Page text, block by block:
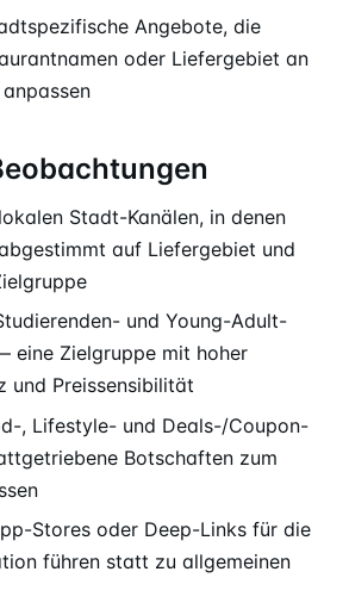
Angebote, die
oder Liefergebiet an
Stadt-Kanälen, in denen
auf Liefergebiet und
und Young-Adult-
eine Zielgruppe mit hoher
und Preissensibilität
, Lifestyle- und Deals-/Coupon-
Botschaften zum
Stores oder Deep-Links für die
führen statt zu allgemeinen